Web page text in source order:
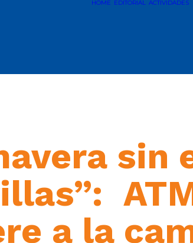
HOME EDITORIAL ACTIVIDADES
sin
a la